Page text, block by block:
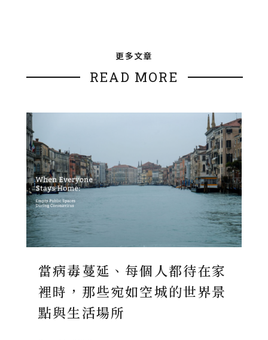
更多文章
READ MORE
當病毒蔓延、每個人都待在家
裡時，那些宛如空城的世界景
點與生活場所